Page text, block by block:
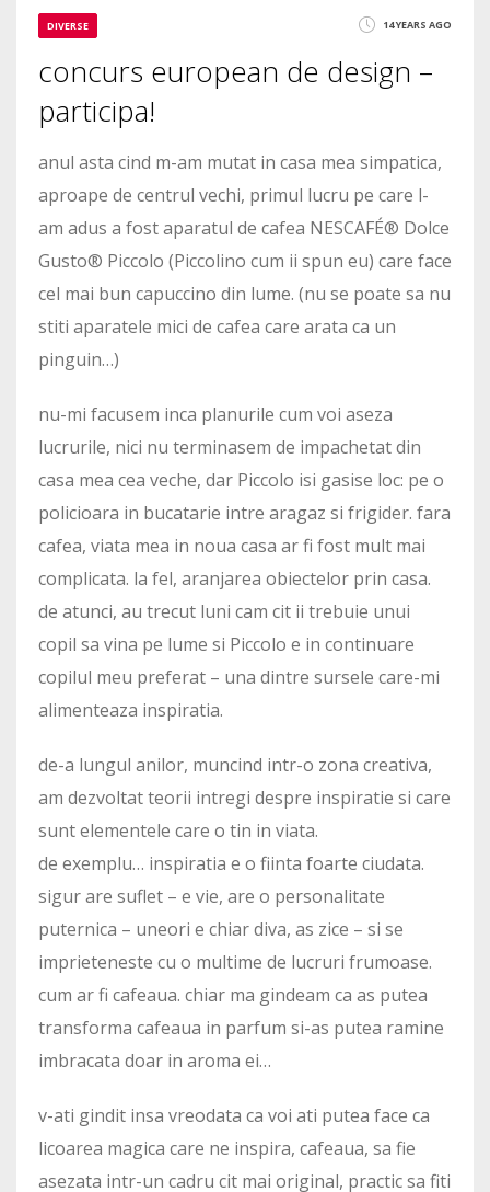
DIVERSE 14 YEARS AGO
concurs european de design –
participa!
anul asta cind m-am mutat in casa mea simpatica,
aproape de centrul vechi, primul lucru pe care l-
am adus a fost aparatul de cafea NESCAFÉ® Dolce
Gusto® Piccolo (Piccolino cum ii spun eu) care face
cel mai bun capuccino din lume. (nu se poate sa nu
stiti aparatele mici de cafea care arata ca un
pinguin…)
nu-mi facusem inca planurile cum voi aseza
lucrurile, nici nu terminasem de impachetat din
casa mea cea veche, dar Piccolo isi gasise loc: pe o
policioara in bucatarie intre aragaz si frigider. fara
cafea, viata mea in noua casa ar fi fost mult mai
complicata. la fel, aranjarea obiectelor prin casa.
de atunci, au trecut luni cam cit ii trebuie unui
copil sa vina pe lume si Piccolo e in continuare
copilul meu preferat – una dintre sursele care-mi
alimenteaza inspiratia.
de-a lungul anilor, muncind intr-o zona creativa,
am dezvoltat teorii intregi despre inspiratie si care
sunt elementele care o tin in viata.
de exemplu… inspiratia e o fiinta foarte ciudata.
sigur are suflet – e vie, are o personalitate
puternica – uneori e chiar diva, as zice – si se
imprieteneste cu o multime de lucruri frumoase.
cum ar fi cafeaua. chiar ma gindeam ca as putea
transforma cafeaua in parfum si-as putea ramine
imbracata doar in aroma ei…
v-ati gindit insa vreodata ca voi ati putea face ca
licoarea magica care ne inspira, cafeaua, sa fie
asezata intr-un cadru cit mai original, practic sa fiti